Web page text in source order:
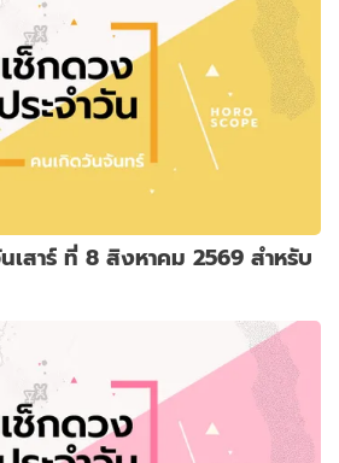
เสาร์ ที่ 8 สิงหาคม 2569 สำหรับ